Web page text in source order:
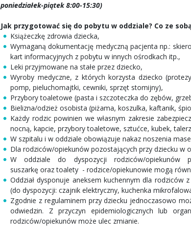
poniedziałek-piątek 8:00-15:30)
Jak przygotować się do pobytu w oddziale? Co ze
Książeczkę zdrowia dziecka,
Wymaganą dokumentację medyczną pacjenta np.:
kart informacyjnych z pobytu w innych ośrodkach itp.,
Leki przyjmowane na stałe przez dziecko,
Wyroby medyczne, z których korzysta dziecko
pomp, pieluchomajtki, cewniki, sprzęt stomijny),
Przybory toaletowe (pasta i szczoteczka do zębów,
Bielizna/odzież osobista (piżama, koszulka, kaftanik,
Każdy rodzic powinien we własnym zakresie
nocną, kapcie, przybory toaletowe, sztućce, kubek,
W szpitalu i w oddziale obowiązuje nakaz noszenia
Dla rodziców/opiekunów pozostających przy dziecku w
W oddziale do dyspozycji rodziców/
suszarkę oraz toalety - rodzice/opiekunowie mogą
Oddział dysponuje aneksem kuchennym dla rodziców
(do dyspozycji: czajnik elektryczny, kuchenka
Zgodnie z regulaminem przy dziecku jednoczasowo
odwiedzin. Z przyczyn epidemiologicznych lub
rodziców/opiekunów może ulec zmianie.